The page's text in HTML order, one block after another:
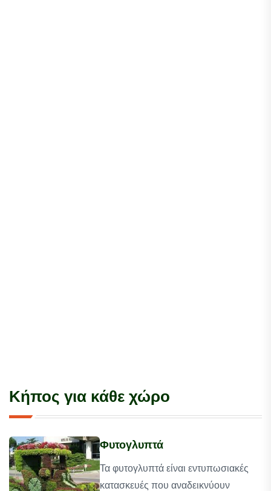
Κήπος για κάθε χώρο
Φυτογλυπτά
Τα φυτογλυπτά είναι εντυπωσιακές
κατασκευές που αναδεικνύουν